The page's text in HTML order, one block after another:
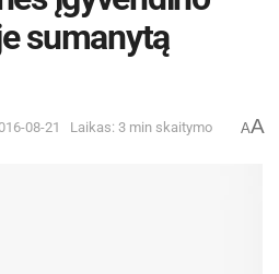
sumanytą
08-21 Laikas: 3 min skaitymo AA